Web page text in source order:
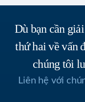
Dù bạn cần
thứ hai về vấn
chúng tôi
Liên hệ với